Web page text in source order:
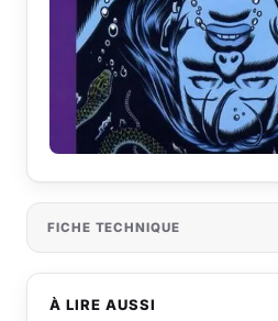
À LIRE AUSSI
FICHE TECHNIQUE